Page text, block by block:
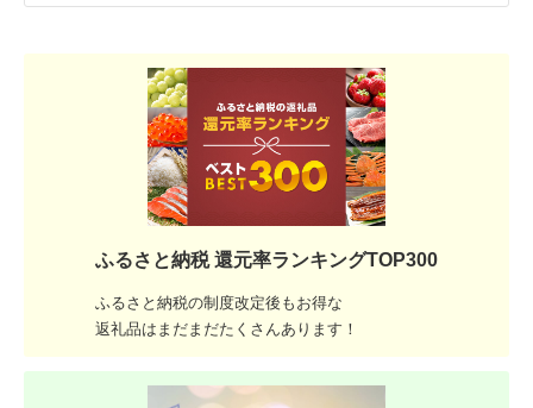
ふるさと納税 還元率ランキングTOP300
ふるさと納税の制度改定後もお得な
返礼品はまだまだたくさんあります！